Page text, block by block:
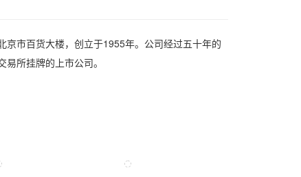
市百货大楼，创立于1955年。公司经过五十年的
所挂牌的上市公司。